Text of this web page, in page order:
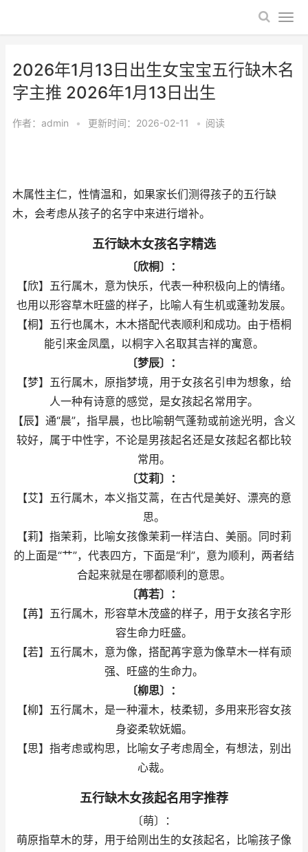
2026年1月13日出生女宝宝五行缺木名
字主推 2026年1月13日出生
作者： admin • 更新时间：2026-02-11 • 阅读
木属性主仁，性情温和，如果家长们测得孩子的五行缺
木，会考虑从孩子的名字中来进行增补。
五行缺木女孩名字精选
〔欣桐〕：
【欣】五行属木，意为快乐，代表一种积极向上的情绪。
也用以形容草木旺盛的样子，比喻人有生机或蓬勃发展。
【桐】五行也属木，木木搭配代表顺利和成功。由于梧桐
能引来金凤凰，以桐字入名取其吉祥的寓意。
〔梦辰〕：
【梦】五行属木，原指梦境，用于女孩名引申为想象，给
人一种有诗意的感觉，是女孩起名常用字。
【辰】通“晨”，指早晨，也比喻朝气蓬勃或前途光明，含义
较好，属于中性字，不论是男孩起名还是女孩起名都比较
常用。
〔艾莉〕：
【艾】五行属木，本义指艾蒿，在古代是美好、漂亮的意
思。
【莉】指茉莉，比喻女孩像茉莉一样洁白、美丽。同时莉
的上面是“艹”，代表四方，下面是“利”，意为顺利，两者结
合起来就是在哪都顺利的意思。
〔苒若〕：
【苒】五行属木，形容草木茂盛的样子，用于女孩名字形
容生命力旺盛。
【若】五行属木，意为像，搭配苒字意为像草木一样有顽
强、旺盛的生命力。
〔柳思〕：
【柳】五行属木，是一种灌木，枝柔韧，多用来形容女孩
身姿柔软妩媚。
【思】指考虑或构思，比喻女子考虑周全，有想法，别出
心裁。
五行缺木女孩起名用字推荐
〔萌〕：
萌原指草木的芽，用于给刚出生的女孩起名，比喻孩子像